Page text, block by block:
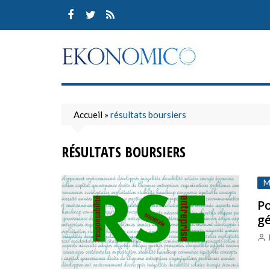
content
Accueil » résultats boursiers
RÉSULTATS BOURSIERS